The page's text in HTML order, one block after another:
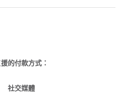
的付款方式：
社交媒體